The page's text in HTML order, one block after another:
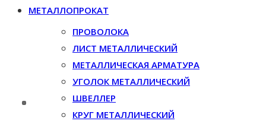
МЕТАЛЛОПРОКАТ
ПРОВОЛОКА
ЛИСТ МЕТАЛЛИЧЕСКИЙ
МЕТАЛЛИЧЕСКАЯ АРМАТУРА
УГОЛОК МЕТАЛЛИЧЕСКИЙ
ШВЕЛЛЕР
КРУГ МЕТАЛЛИЧЕСКИЙ